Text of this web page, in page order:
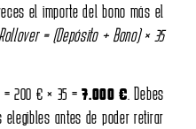
de 35 veces el importe del bono
Rollover = (Depósito + Bono)
€) × 35 = 200 € × 35 = 7.000 €
juegos elegibles antes de poder